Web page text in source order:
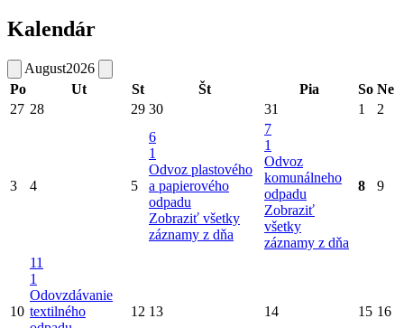
Kalendár
August2026
Po
Ut St Št Pia So Ne
27 28 29 30 31 1 2
3 4 5
6
1
Odvoz plastového
a papierového
odpadu
Zobraziť všetky
záznamy z dňa
7
1
Odvoz
komunálneho
odpadu
Zobraziť
všetky
záznamy z dňa
8 9
10
11
1
Odovzdávanie
textilného
12 13 14 15 16